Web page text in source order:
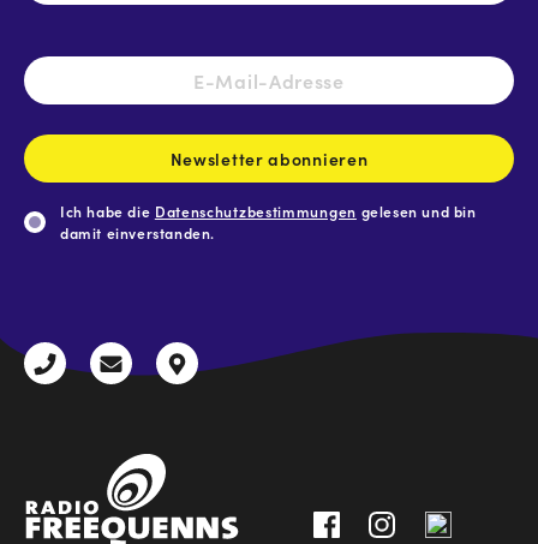
E-
Mail-
Newsletter abonnieren
Ich habe die Datenschutzbestimmungen gelesen und bin
damit einverstanden.
+43
radio@freequenns.at
Kulturhausstraße